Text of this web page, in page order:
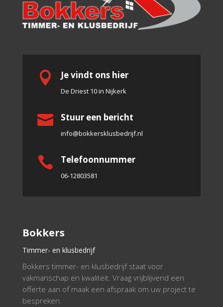
 Je vindt ons hier
De Driest 10 in Nijkerk
 Stuur een bericht
info@bokkersklusbedrijf.nl
 Telefoonnummer
06-12803581
Bokkers
Timmer- en klusbedrijf
Bokkers timmer- en klusbedrijf staat voor
vakmanschap en kwaliteit. Vraag vrijblijvend een
offerte aan of maak een afspraak om uw project te
bespreken.